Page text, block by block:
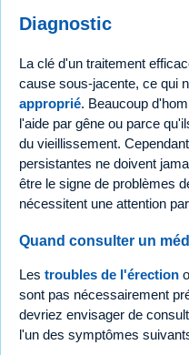
Diagnostic
La clé d'un traitement
cause sous-jacente, ce qui
approprié. Beaucoup
l'aide par gêne ou parce
du vieillissement.
persistantes ne doivent
être le signe de problèmes
nécessitent une attention
Quand consulter un
Les troubles de l'érection
sont pas nécessairement
devriez envisager de
l'un des symptômes